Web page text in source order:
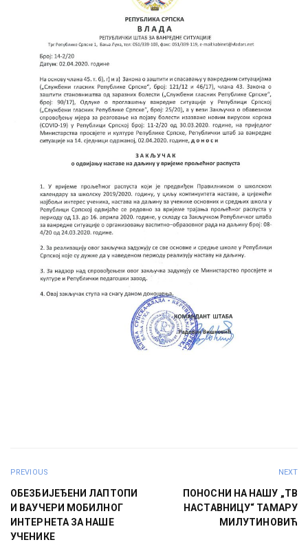
PREVIOUS
ОБЕЗБИЈЕЂЕНИ ЛАПТОПИ
И ВАУЧЕРИ МОБИЛНОГ
ИНТЕРНЕТА ЗА НАШЕ
УЧЕНИКЕ
NEXT
ПОНОСНИ НА НАШУ „ТВ
НАСТАВНИЦУ“ ТАМАРУ
МИЛУТИНОВИЋ